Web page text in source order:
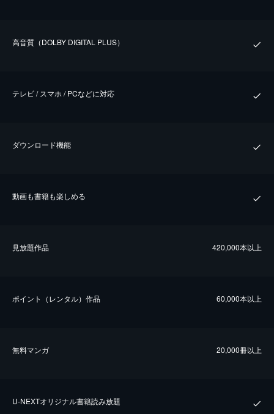
⾼⾳質（DOLBY DIGITAL PLUS）
テレビ / スマホ / PCなどに対応
ダウンロード機能
動画も書籍も楽しめる
⾒放題作品 420,000本以上
ポイント（レンタル）作品 60,000本以上
無料マンガ 20,000冊以上
U-NEXTオリジナル書籍読み放題